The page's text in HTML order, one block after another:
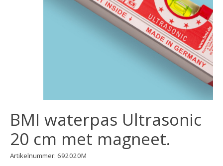
BMI waterpas Ultrasonic
20 cm met magneet.
Artikelnummer: 692020M